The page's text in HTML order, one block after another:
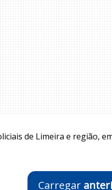
de Limeira e região,
Carregar